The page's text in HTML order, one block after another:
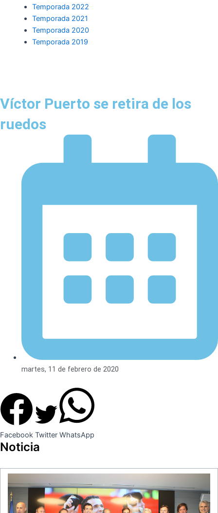
Temporada 2022
Temporada 2021
Temporada 2020
Temporada 2019
Víctor Puerto se retira de los
ruedos
martes, 11 de febrero de 2020
Facebook Twitter WhatsApp
Noticia